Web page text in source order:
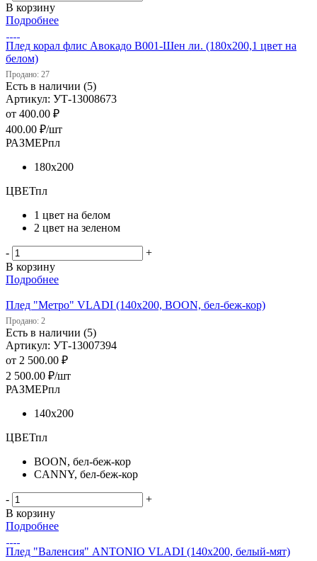
В корзину
Подробнее
Плед корал флис Авокадо В001-Шен ли. (180х200,1 цвет на
белом)
Продано: 27
Есть в наличии (5)
Артикул: УТ-13008673
от 400.00 ₽
400.00 ₽/шт
РАЗМЕРпл
180х200
ЦВЕТпл
1 цвет на белом
2 цвет на зеленом
-
+
В корзину
Подробнее
Плед "Метро" VLADI (140х200, BOON, бел-беж-кор)
Продано: 2
Есть в наличии (5)
Артикул: УТ-13007394
от 2 500.00 ₽
2 500.00 ₽/шт
РАЗМЕРпл
140х200
ЦВЕТпл
BOON, бел-беж-кор
CANNY, бел-беж-кор
-
+
В корзину
Подробнее
Плед "Валенсия" ANTONIO VLADI (140х200, белый-мят)